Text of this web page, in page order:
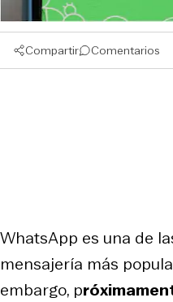
Compartir Comentarios
WhatsApp es una de
mensajería más
embargo, p